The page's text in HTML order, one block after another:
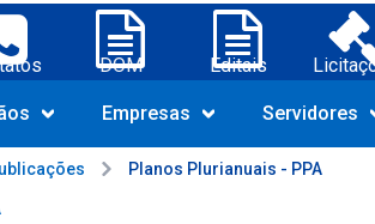
BA;
DOM Editais
Navegue pelo portal
Empresas Servidores
Planos Plurianuais - PPA